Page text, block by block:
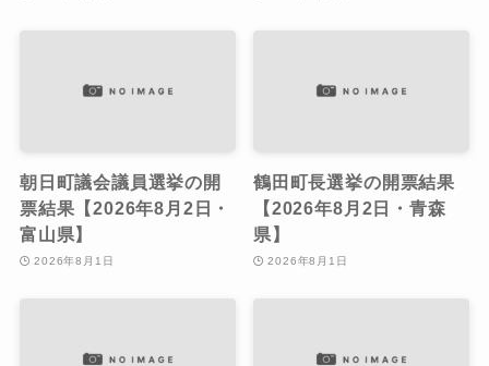
朝日町議会議員選挙の開
票結果【2026年8月2日・
富山県】
2026年8月1日
鶴田町長選挙の開票結果
【2026年8月2日・青森
県】
2026年8月1日